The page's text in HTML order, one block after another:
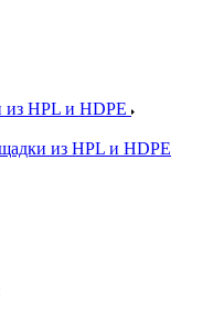
из HPL и HDPE
из HPL и HDPE